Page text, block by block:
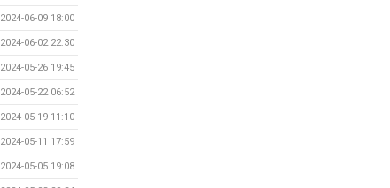
2024-06-09 18:00
2024-06-02 22:30
2024-05-26 19:45
2024-05-22 06:52
2024-05-19 11:10
2024-05-11 17:59
2024-05-05 19:08